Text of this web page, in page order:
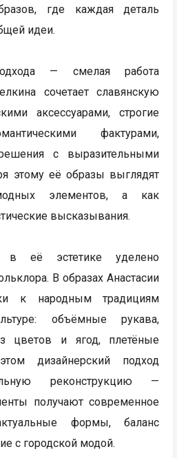
где каждая деталь
идеи.
— смелая работа
сочетает славянскую
аксессуарами, строгие
фактурами,
с выразительными
этому её образы выглядят
элементов, а как
высказывания.
в её эстетике уделено
В образах Анастасии
к народным традициям
объёмные рукава,
цветов и ягод, плетёные
дизайнерский подход
реконструкцию —
получают современное
формы, баланс
с городской модой.